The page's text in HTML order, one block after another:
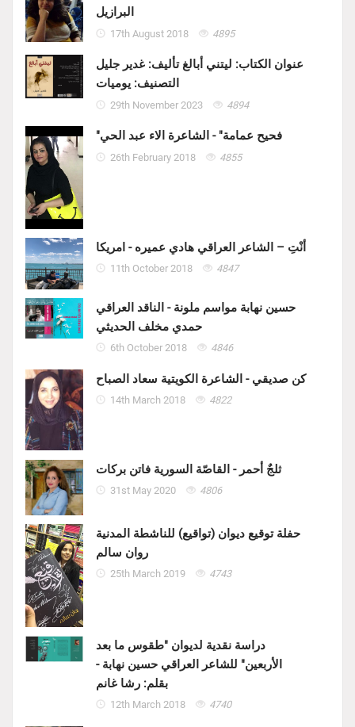
البرازيل
17th August 2018 4895
عنوان الكتاب: ليتني أبالغ تأليف: غدير جليل
التصنيف: يوميات
29th November 2023 4894
"فحيح عمامة" - الشاعرة الاء عبد الحي
26th February 2018 4855
أنْتِ – الشاعر العراقي هادي عميره - امريكا
11th October 2018 4847
حسين نهابة مواسم ملونة - الناقد العراقي
حمدي مخلف الحديثي
6th October 2018 4846
كن صديقي - الشاعرة الكويتية سعاد الصباح
14th March 2018 4822
ثلجٌ أحمر - القاصّة السورية فاتن بركات
31st May 2020 4806
حفلة توقيع ديوان (تواقيع) للناشطة المدنية
روان سالم
25th March 2019 4743
دراسة نقدية لديوان "طقوس ما بعد
الأربعين" للشاعر العراقي حسين نهابة -
بقلم: رشا غانم
12th March 2018 4740